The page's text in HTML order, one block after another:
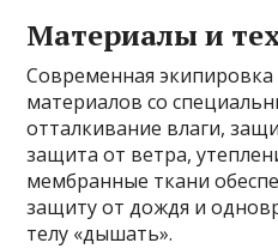
Материалы и
Современная экипировка
материалов со
отталкивание влаги,
защита от ветра,
мембранные ткани
защиту от дождя и
телу «дышать».